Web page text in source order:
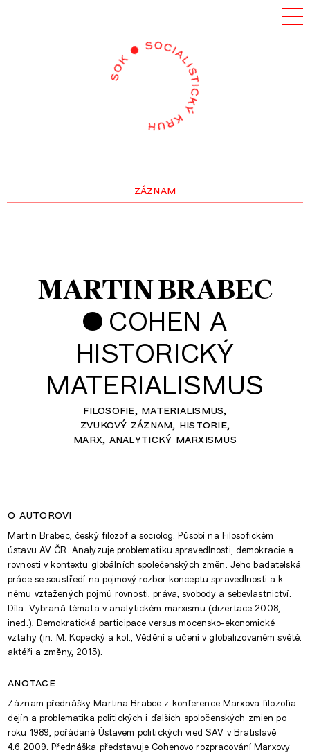
záznam
MARTIN BRABEC
• COHEN A
HISTORICKÝ
MATERIALISMUS
filosofie materialismus
zvukový záznam historie
marx analytický marxismus
o autorovi
Martin Brabec, český filozof a sociolog. Působí na Filosofickém
ústavu AV ČR. Analyzuje problematiku spravedlnosti, demokracie a
rovnosti v kontextu globálních společenských změn. Jeho badatelská
práce se soustředí na pojmový rozbor konceptu spravedlnosti a k
němu vztažených pojmů rovnosti, práva, svobody a sebevlastnictví.
Díla: Vybraná témata v analytickém marxismu (dizertace 2008,
ined.), Demokratická participace versus mocensko-ekonomické
vztahy (in. M. Kopecký a kol., Vědění a učení v globalizovaném světě:
aktéři a změny, 2013).
anotace
Záznam přednášky Martina Brabce z konference Marxova filozofia
dejín a problematika politických i ďalších spoločenských zmien po
roku 1989, pořádané Ústavem politických vied SAV v Bratislavě
4.6.2009. Přednáška představuje Cohenovo rozpracování Marxovy